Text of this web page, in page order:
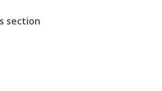
section